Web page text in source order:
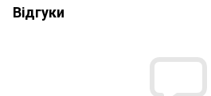
Відгуки